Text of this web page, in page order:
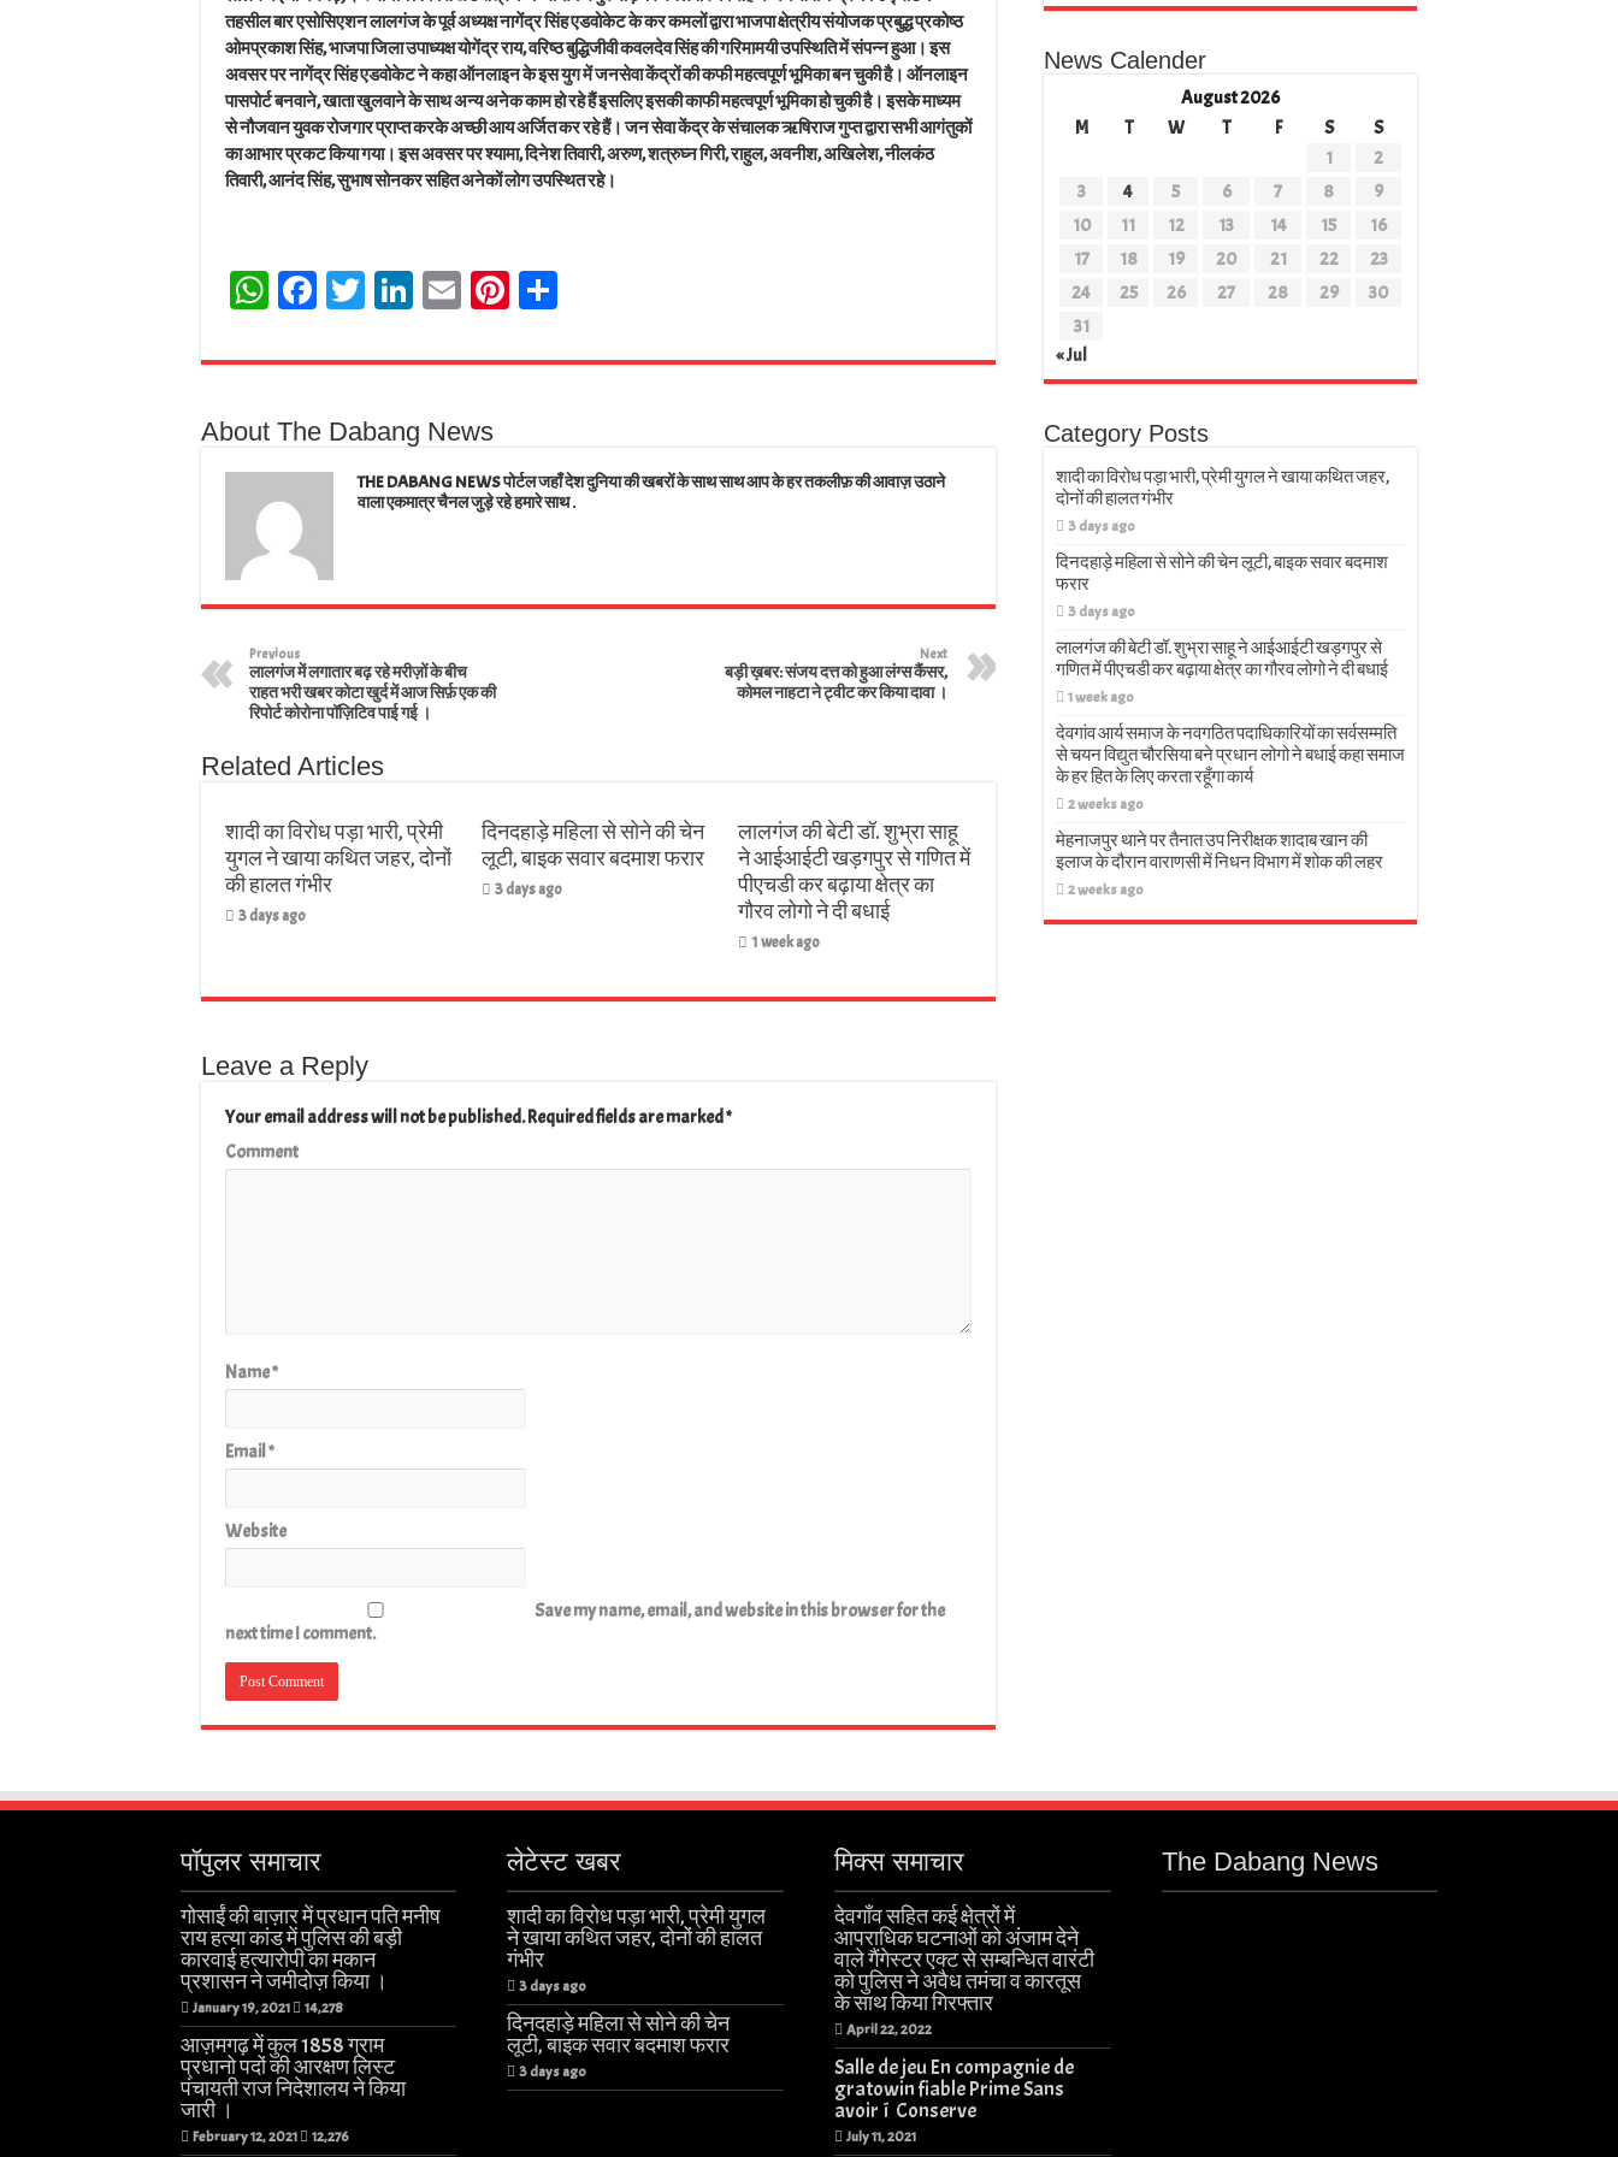
तहसील बार एसोसिएशन लालगंज के पूर्व अध्यक्ष नागेंद्र सिंह एडवोकेट के कर कमलों द्वारा भाजपा क्षेत्रीय संयोजक प्रबुद्ध प्रकोष्ठ
ओमप्रकाश सिंह, भाजपा जिला उपाध्यक्ष योगेंद्र राय, वरिष्ठ बुद्धिजीवी कवलदेव सिंह की गरिमामयी उपस्थिति में संपन्न हुआ। इस
अवसर पर नागेंद्र सिंह एडवोकेट ने कहा ऑनलाइन के इस युग में जनसेवा केंद्रों की कफी महत्वपूर्ण भूमिका बन चुकी है। ऑनलाइन
पासपोर्ट बनवाने, खाता खुलवाने के साथ अन्य अनेक काम हो रहे हैं इसलिए इसकी काफी महत्वपूर्ण भूमिका हो चुकी है। इसके माध्यम
से नौजवान युवक रोजगार प्राप्त करके अच्छी आय अर्जित कर रहे हैं। जन सेवा केंद्र के संचालक ऋषिराज गुप्त द्वारा सभी आगंतुकों
का आभार प्रकट किया गया। इस अवसर पर श्यामा, दिनेश तिवारी, अरुण, शत्रुघ्न गिरी, राहुल, अवनीश, अखिलेश, नीलकंठ
तिवारी, आनंद सिंह, सुभाष सोनकर सहित अनेकों लोग उपस्थित रहे।
W
ts
pp
Fa
bo
T
tt
Li
ed
E
ail
Pi
er e
About The Dabang News
THE DABANG NEWS पोर्टल जहाँ देश दुनिया की खबरों के साथ साथ आप के हर तकलीफ़ की आवाज़ उठाने
वाला एकमात्र चैनल जुड़े रहे हमारे साथ .
Previous
लालगंज में लगातार बढ़ रहे मरीज़ों के बीच
राहत भरी खबर कोटा खुर्द में आज सिर्फ़ एक की
रिपोर्ट कोरोना पॉज़िटिव पाई गई ।
Next
बड़ी ख़बर: संजय दत्त को हुआ लंग्स कैंसर,
कोमल नाहटा ने ट्वीट कर किया दावा ।
Related Articles
शादी का विरोध पड़ा भारी, प्रेमी
युगल ने खाया कथित जहर, दोनों
की हालत गंभीर
3 days ago
दिनदहाड़े महिला से सोने की चेन
लूटी, बाइक सवार बदमाश फरार
3 days ago
लालगंज की बेटी डॉ. शुभ्रा साहू
ने आईआईटी खड़गपुर से गणित में
पीएचडी कर बढ़ाया क्षेत्र का
गौरव लोगो ने दी बधाई
1 week ago
Leave a Reply
Your email address will not be published.Required fields are marked*
Comment
Name*
Email*
Website
Save my name, email, and website in this browser for the
next time I comment.
News Calender
August 2026
M
T W T F S
S
1
2
3
4 5 6 7 8
9
10
11 12 13 14 15
16
17
18 19 20 21 22
23
24
25 26 27 28 29
30
31
« Jul
Category Posts
शादी का विरोध पड़ा भारी, प्रेमी युगल ने खाया कथित जहर,
दोनों की हालत गंभीर
3 days ago
दिनदहाड़े महिला से सोने की चेन लूटी, बाइक सवार बदमाश
फरार
3 days ago
लालगंज की बेटी डॉ. शुभ्रा साहू ने आईआईटी खड़गपुर से
गणित में पीएचडी कर बढ़ाया क्षेत्र का गौरव लोगो ने दी बधाई
1 week ago
देवगांव आर्य समाज के नवगठित पदाधिकारियों का सर्वसम्मति
से चयन विद्युत चौरसिया बने प्रधान लोगो ने बधाई कहा समाज
के हर हित के लिए करता रहूँगा कार्य
2 weeks ago
मेहनाजपुर थाने पर तैनात उप निरीक्षक शादाब खान की
इलाज के दौरान वाराणसी में निधन विभाग में शोक की लहर
2 weeks ago
पॉपुलर समाचार
गोसाईं की बाज़ार में प्रधान पति मनीष
राय हत्या कांड में पुलिस की बड़ी
कारवाई हत्यारोपी का मकान
प्रशासन ने जमीदोज़ किया ।
January 19, 2021 14,278
आज़मगढ़ में कुल 1858 ग्राम
प्रधानो पदों की आरक्षण लिस्ट
पंचायती राज निदेशालय ने किया
जारी ।
February 12, 2021 12,276
लेटेस्ट खबर
शादी का विरोध पड़ा भारी, प्रेमी युगल
ने खाया कथित जहर, दोनों की हालत
गंभीर
3 days ago
दिनदहाड़े महिला से सोने की चेन
लूटी, बाइक सवार बदमाश फरार
3 days ago
मिक्स समाचार
देवगाँव सहित कई क्षेत्रों में
आपराधिक घटनाओं को अंजाम देने
वाले गैंगेस्टर एक्ट से सम्बन्धित वारंटी
को पुलिस ने अवैध तमंचा व कारतूस
के साथ किया गिरफ्तार
April 22, 2022
Salle de jeu En compagnie de
gratowin fiable Prime Sans
avoir í Conserve
July 11, 2021
The Dabang News